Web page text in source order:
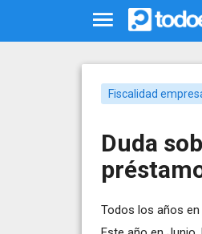
Fiscalidad
Duda
Todos los años